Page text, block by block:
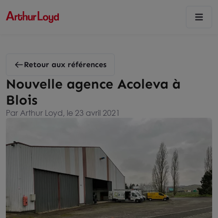
Retour aux références
Nouvelle agence Acoleva à
Blois
Par Arthur Loyd, le 23 avril 2021